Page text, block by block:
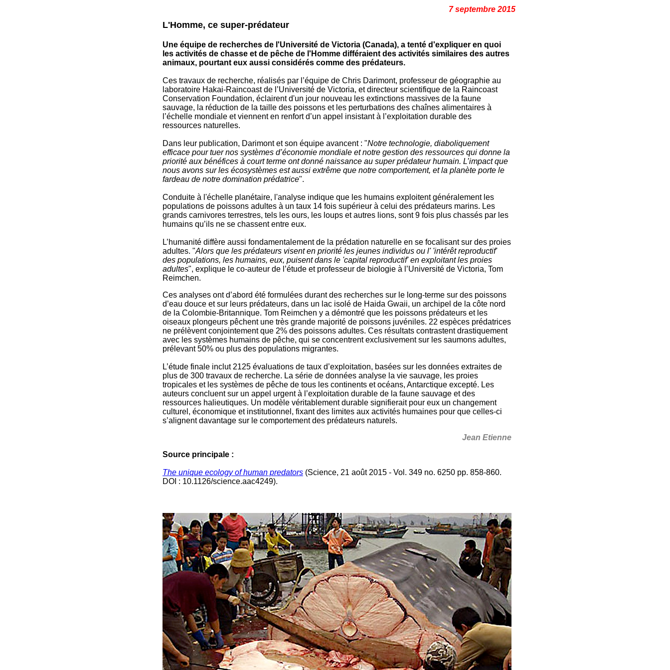
7 septembre 2015
L'Homme, ce super-prédateur
Une équipe de recherches de l'Université de Victoria (Canada), a tenté d'expliquer en quoi
les activités de chasse et de pêche de l'Homme différaient des activités similaires des autres
animaux, pourtant eux aussi considérés comme des prédateurs.
Ces travaux de recherche, réalisés par l’équipe de Chris Darimont, professeur de géographie au
laboratoire Hakai-Raincoast de l’Université de Victoria, et directeur scientifique de la Raincoast
Conservation Foundation, éclairent d'un jour nouveau les extinctions massives de la faune
sauvage, la réduction de la taille des poissons et les perturbations des chaînes alimentaires à
l’échelle mondiale et viennent en renfort d’un appel insistant à l’exploitation durable des
ressources naturelles.
Dans leur publication, Darimont et son équipe avancent : "Notre technologie, diaboliquement
efficace pour tuer nos systèmes d’économie mondiale et notre gestion des ressources qui donne la
priorité aux bénéfices à court terme ont donné naissance au super prédateur humain. L’impact que
nous avons sur les écosystèmes est aussi extrême que notre comportement, et la planète porte le
fardeau de notre domination prédatrice".
Conduite à l'échelle planétaire, l'analyse indique que les humains exploitent généralement les
populations de poissons adultes à un taux 14 fois supérieur à celui des prédateurs marins. Les
grands carnivores terrestres, tels les ours, les loups et autres lions, sont 9 fois plus chassés par les
humains qu’ils ne se chassent entre eux.
L’humanité diffère aussi fondamentalement de la prédation naturelle en se focalisant sur des proies
adultes. "Alors que les prédateurs visent en priorité les jeunes individus ou l' 'intérêt reproductif'
des populations, les humains, eux, puisent dans le 'capital reproductif' en exploitant les proies
adultes", explique le co-auteur de l’étude et professeur de biologie à l’Université de Victoria, Tom
Reimchen.
Ces analyses ont d’abord été formulées durant des recherches sur le long-terme sur des poissons
d’eau douce et sur leurs prédateurs, dans un lac isolé de Haida Gwaii, un archipel de la côte nord
de la Colombie-Britannique. Tom Reimchen y a démontré que les poissons prédateurs et les
oiseaux plongeurs pêchent une très grande majorité de poissons juvéniles. 22 espèces prédatrices
ne prélèvent conjointement que 2% des poissons adultes. Ces résultats contrastent drastiquement
avec les systèmes humains de pêche, qui se concentrent exclusivement sur les saumons adultes,
prélevant 50% ou plus des populations migrantes.
L’étude finale inclut 2125 évaluations de taux d’exploitation, basées sur les données extraites de
plus de 300 travaux de recherche. La série de données analyse la vie sauvage, les proies
tropicales et les systèmes de pêche de tous les continents et océans, Antarctique excepté. Les
auteurs concluent sur un appel urgent à l’exploitation durable de la faune sauvage et des
ressources halieutiques. Un modèle véritablement durable signifierait pour eux un changement
culturel, économique et institutionnel, fixant des limites aux activités humaines pour que celles-ci
s’alignent davantage sur le comportement des prédateurs naturels.
Jean Etienne
Source principale :
The unique ecology of human predators (Science, 21 août 2015 - Vol. 349 no. 6250 pp. 858-860.
DOI : 10.1126/science.aac4249).